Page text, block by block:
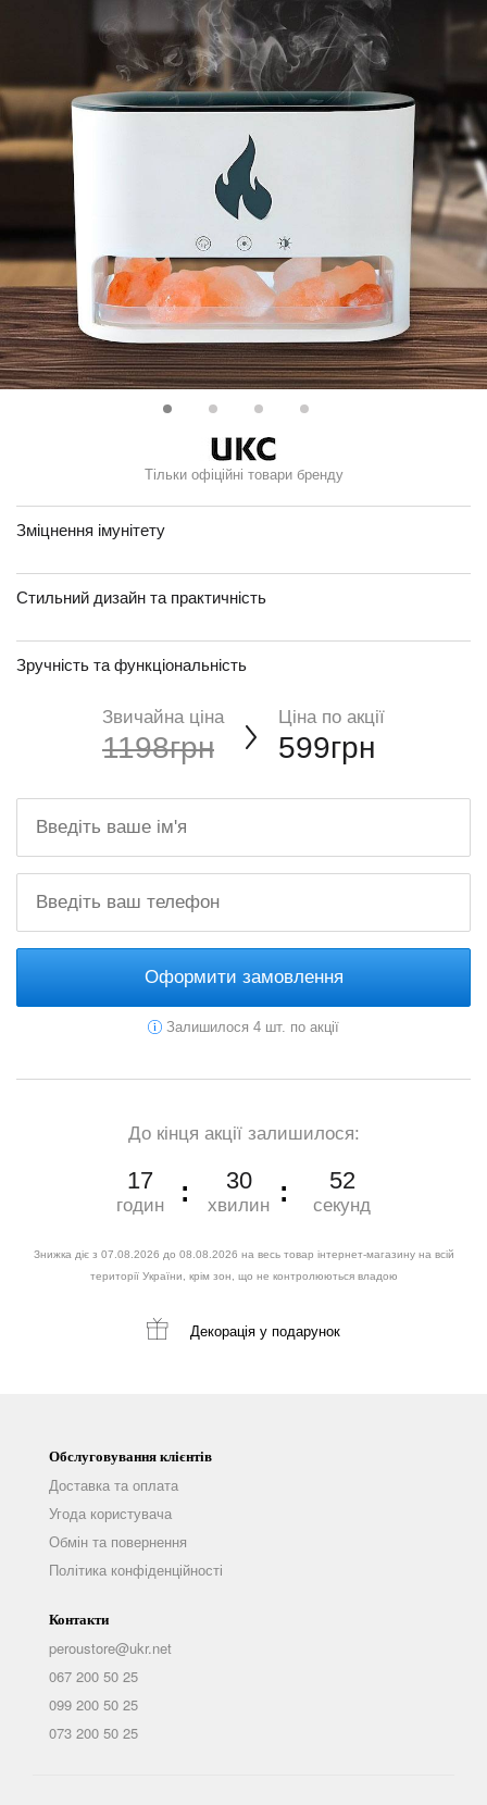
Тільки офіційні товари бренду
Зміцнення імунітету
Стильний дизайн та практичність
Зручність та функціональність
Звичайна ціна
1198грн
Ціна по акції
599грн
Оформити замовлення
Залишилося 4 шт. по акції
До кінця акції залишилося:
17
годин
30
хвилин
51
секунд
Знижка діє з 07.08.2026 до 08.08.2026 на весь товар інтернет-магазину на всій
території України, крім зон, що не контролюються владою
Декорація у подарунок
Обслуговування клієнтів
Доставка та оплата
Угода користувача
Обмін та повернення
Політика конфіденційності
Контакти
peroustore@ukr.net
067 200 50 25
099 200 50 25
073 200 50 25